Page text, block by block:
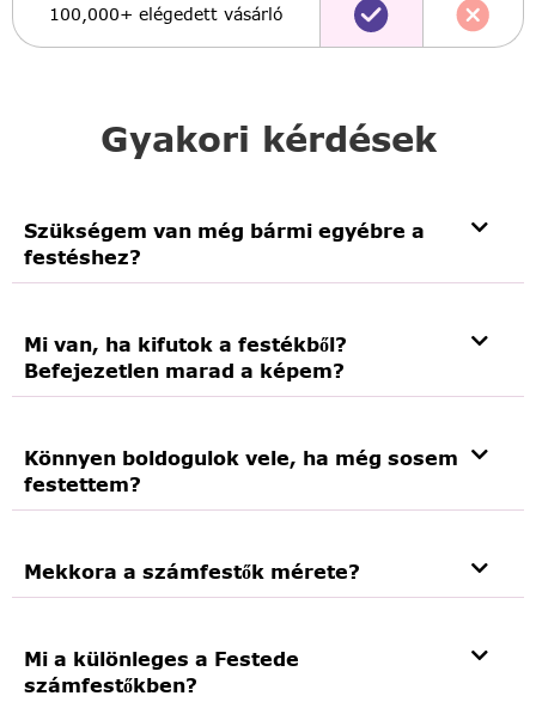
Gyakori kérdések
Szükségem van még bármi egyébre a
festéshez?
Mi van, ha kifutok a festékből?
Befejezetlen marad a képem?
Könnyen boldogulok vele, ha még sosem
festettem?
Mekkora a számfestők mérete?
Mi a különleges a Festede
számfestőkben?
100,000+ elégedett vásárló